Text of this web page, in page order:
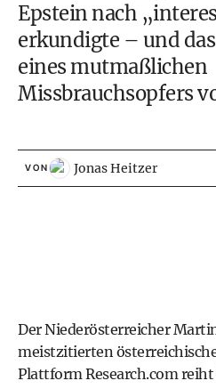
Epstein nach
erkundigte – und
eines mutmaßlichen
Missbrauchsopfers
VON Jonas Heitzer
Der Niederösterreicher
meistzitierten
Plattform Research.com